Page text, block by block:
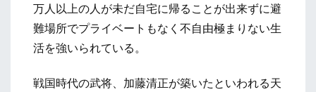
万人以上の人が未だ自宅に帰ることが出来ずに避
難場所でプライベートもなく不自由極まりない生
活を強いられている。
戦国時代の武将、加藤清正が築いたといわれる天